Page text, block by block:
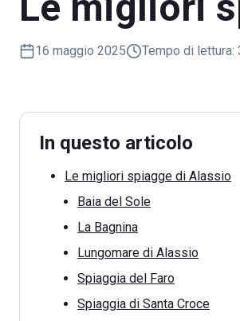
16 maggio 2025 Tempo di lettura:
In questo articolo
Le migliori spiagge di Alassio
Baia del Sole
La Bagnina
Lungomare di Alassio
Spiaggia del Faro
Spiaggia di Santa Croce